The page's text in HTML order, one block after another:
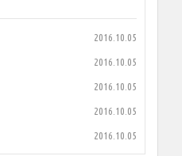
2016.10.05
2016.10.05
2016.10.05
2016.10.05
2016.10.05